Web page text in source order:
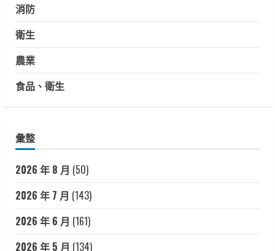
消防
衛生
農業
食品、衛生
彙整
2026 年 8 月 (50)
2026 年 7 月 (143)
2026 年 6 月 (161)
2026 年 5 月 (134)